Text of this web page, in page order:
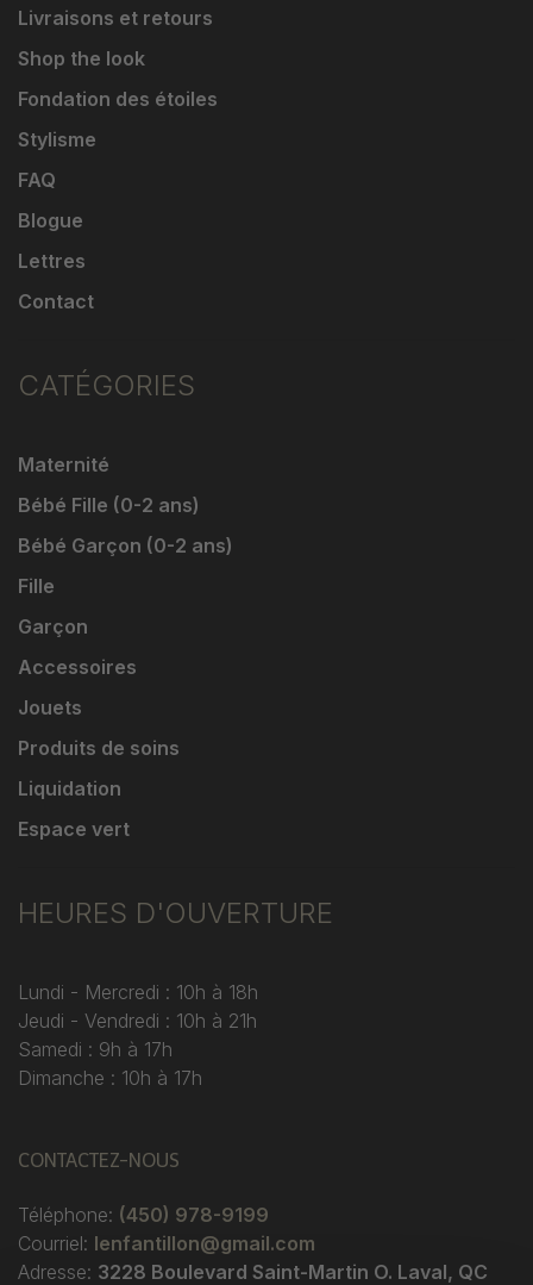
Livraisons et retours
Shop the look
Fondation des étoiles
Stylisme
FAQ
Blogue
Lettres
Contact
CATÉGORIES
Maternité
Bébé Fille (0-2 ans)
Bébé Garçon (0-2 ans)
Fille
Garçon
Accessoires
Jouets
Produits de soins
Liquidation
Espace vert
HEURES D'OUVERTURE
Lundi - Mercredi : 10h à 18h
Jeudi - Vendredi : 10h à 21h
Samedi : 9h à 17h
Dimanche : 10h à 17h
CONTACTEZ-NOUS
Téléphone: (450) 978-9199
Courriel: lenfantillon@gmail.com
Adresse: 3228 Boulevard Saint-Martin O. Laval, QC